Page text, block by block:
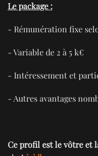
Le package :
- Rémunération fixe
- Variable de 2 à 5 k€
- Intéressement et
- Autres avantages
Ce profil est le vôtre et